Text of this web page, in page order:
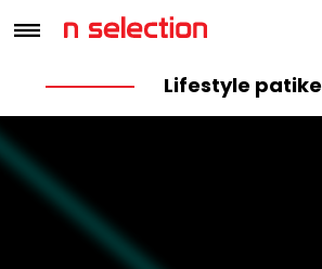
Lifestyle patike